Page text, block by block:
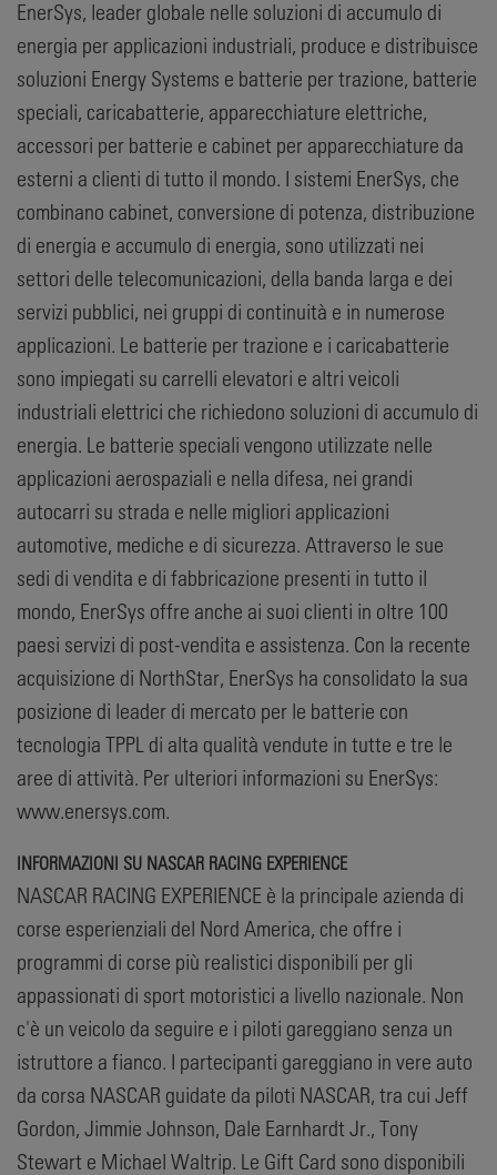
EnerSys, leader globale nelle soluzioni di accumulo di
energia per applicazioni industriali, produce e distribuisce
soluzioni Energy Systems e batterie per trazione, batterie
speciali, caricabatterie, apparecchiature elettriche,
accessori per batterie e cabinet per apparecchiature da
esterni a clienti di tutto il mondo. I sistemi EnerSys, che
combinano cabinet, conversione di potenza, distribuzione
di energia e accumulo di energia, sono utilizzati nei
settori delle telecomunicazioni, della banda larga e dei
servizi pubblici, nei gruppi di continuità e in numerose
applicazioni. Le batterie per trazione e i caricabatterie
sono impiegati su carrelli elevatori e altri veicoli
industriali elettrici che richiedono soluzioni di accumulo di
energia. Le batterie speciali vengono utilizzate nelle
applicazioni aerospaziali e nella difesa, nei grandi
autocarri su strada e nelle migliori applicazioni
automotive, mediche e di sicurezza. Attraverso le sue
sedi di vendita e di fabbricazione presenti in tutto il
mondo, EnerSys offre anche ai suoi clienti in oltre 100
paesi servizi di post-vendita e assistenza. Con la recente
acquisizione di NorthStar, EnerSys ha consolidato la sua
posizione di leader di mercato per le batterie con
tecnologia TPPL di alta qualità vendute in tutte e tre le
aree di attività. Per ulteriori informazioni su EnerSys:
www.enersys.com.
INFORMAZIONI SU NASCAR RACING EXPERIENCE
NASCAR RACING EXPERIENCE è la principale azienda di
corse esperienziali del Nord America, che offre i
programmi di corse più realistici disponibili per gli
appassionati di sport motoristici a livello nazionale. Non
c'è un veicolo da seguire e i piloti gareggiano senza un
istruttore a fianco. I partecipanti gareggiano in vere auto
da corsa NASCAR guidate da piloti NASCAR, tra cui Jeff
Gordon, Jimmie Johnson, Dale Earnhardt Jr., Tony
Stewart e Michael Waltrip. Le Gift Card sono disponibili